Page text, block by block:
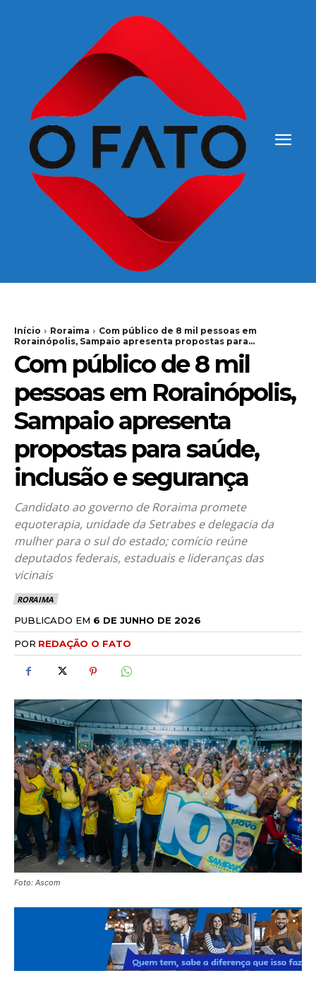
Início Roraima
Com público de 8 mil pessoas em
Rorainópolis, Sampaio apresenta propostas para...
Com público de 8 mil
pessoas em Rorainópolis,
Sampaio apresenta
propostas para saúde,
inclusão e segurança
Candidato ao governo de Roraima promete
equoterapia, unidade da Setrabes e delegacia da
mulher para o sul do estado; comício reúne
deputados federais, estaduais e lideranças das
vicinais
RORAIMA
PUBLICADO EM 6 DE JUNHO DE 2026
POR REDAÇÃO O FATO
Foto: Ascom